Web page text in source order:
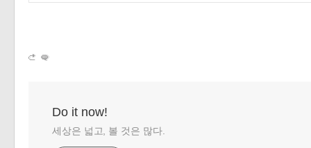
Do it now!
세상은 넓고, 볼 것은 많다.